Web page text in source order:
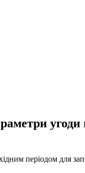
угоди
періодом для